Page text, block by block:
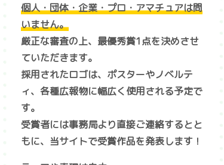
個人・団体・企業・プロ・アマチュアは問
いません。
厳正な審査の上、最優秀賞1点を決めさせ
ていただきます。
採用されたロゴは、ポスターやノベルテ
ィ、各種広報物に幅広く使用される予定で
す。
受賞者には事務局より直接ご連絡するとと
もに、当サイトで受賞作品を発表します！